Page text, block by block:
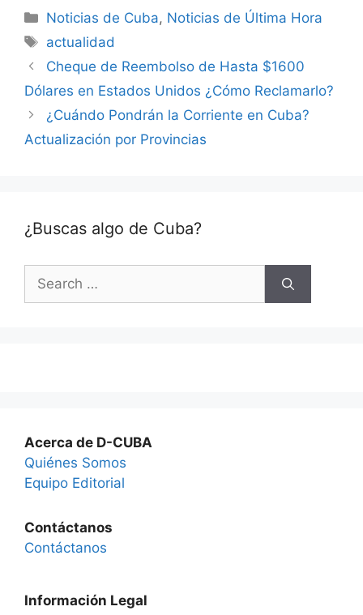
Categories
Noticias de Cuba, Noticias de Última Hora
Tags
actualidad
Cheque de Reembolso de Hasta $1600
Dólares en Estados Unidos ¿Cómo Reclamarlo?
¿Cuándo Pondrán la Corriente en Cuba?
Actualización por Provincias
¿Buscas algo de Cuba?
Search
for:
Acerca de D-CUBA
Quiénes Somos
Equipo Editorial
Contáctanos
Contáctanos
Información Legal